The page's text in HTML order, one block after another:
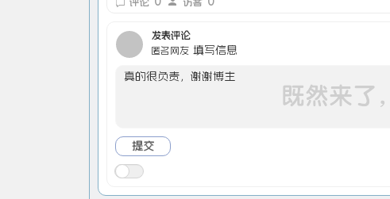
评论 访客
发表评论
匿名网友 填写信息